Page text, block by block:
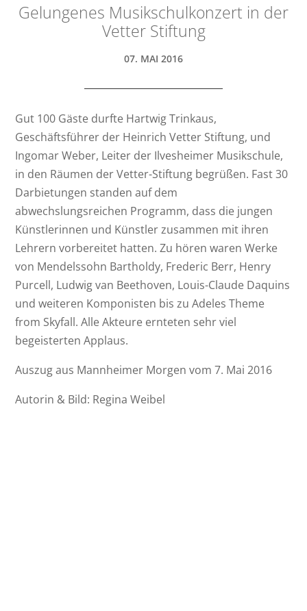
Gelungenes Musikschulkonzert in der
Vetter Stiftung
07. MAI 2016
Gut 100 Gäste durfte Hartwig Trinkaus,
Geschäftsführer der Heinrich Vetter Stiftung, und
Ingomar Weber, Leiter der Ilvesheimer Musikschule,
in den Räumen der Vetter-Stiftung begrüßen. Fast 30
Darbietungen standen auf dem
abwechslungsreichen Programm, dass die jungen
Künstlerinnen und Künstler zusammen mit ihren
Lehrern vorbereitet hatten. Zu hören waren Werke
von Mendelssohn Bartholdy, Frederic Berr, Henry
Purcell, Ludwig van Beethoven, Louis-Claude Daquins
und weiteren Komponisten bis zu Adeles Theme
from Skyfall. Alle Akteure ernteten sehr viel
begeisterten Applaus.
Auszug aus Mannheimer Morgen vom 7. Mai 2016
Autorin & Bild: Regina Weibel